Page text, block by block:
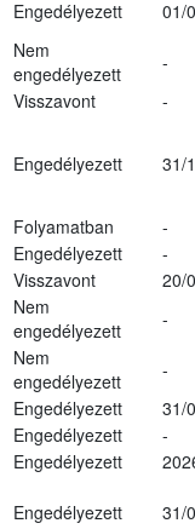
Engedélyezett 01/
Nem
engedélyezett
-
Visszavont
-
Engedélyezett 31/
Folyamatban
-
Engedélyezett
-
Visszavont
20/
Nem
engedélyezett
-
Nem
engedélyezett
-
Engedélyezett
31/
Engedélyezett
-
Engedélyezett
Engedélyezett 31/